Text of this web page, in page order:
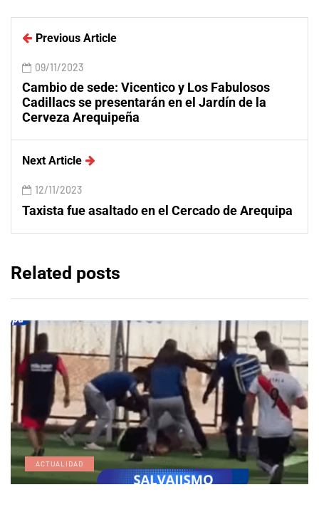
Previous Article
09/11/2023
Cambio de sede: Vicentico y Los Fabulosos
Cadillacs se presentarán en el Jardín de la
Cerveza Arequipeña
Next Article
12/11/2023
Taxista fue asaltado en el Cercado de Arequipa
Related posts
ACTUALIDAD